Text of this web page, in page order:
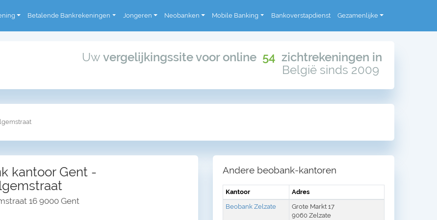
Betalende Bankrekeningen Jongeren Neobanken Mobile Banking Bankoverstapdienst Gezamenlijke
Uw vergelijkingssite voor online 54 zichtrekeningen in
België sinds 2009
kantoor Gent -
16 9000 Gent
Andere beobank-kantoren
Kantoor
Adres
Beobank Zelzate
Grote Markt 17
9060 Zelzate